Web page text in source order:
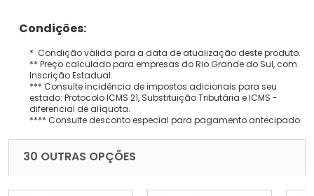
Condições:
* Condição válida para a data de atualização deste produto.
** Preço calculado para empresas do Rio Grande do Sul, com
Inscrição Estadual.
*** Consulte incidência de impostos adicionais para seu
estado: Protocolo ICMS 21, Substituição Tributária e ICMS -
diferencial de alíquota.
**** Consulte desconto especial para pagamento antecipado.
30 OUTRAS OPÇÕES